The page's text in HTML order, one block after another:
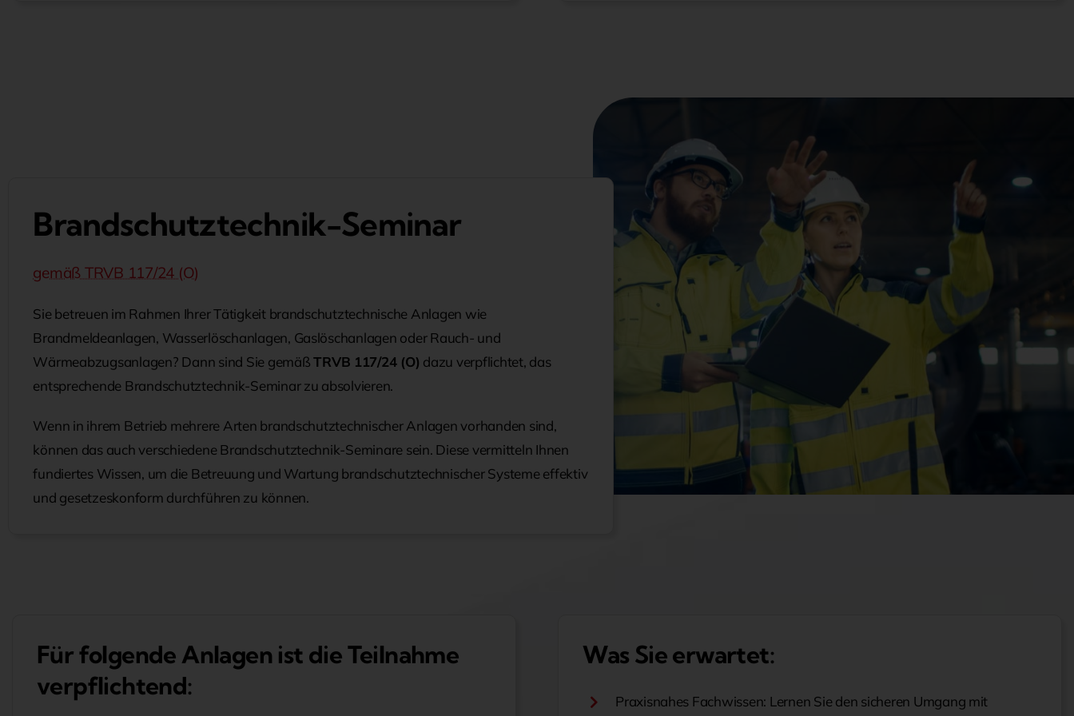
Brandschutztechnik-Seminar
gemäß TRVB 117/24 (O)
Sie betreuen im Rahmen Ihrer Tätigkeit brandschutztechnische Anlagen wie
Brandmeldeanlagen, Wasserlöschanlagen, Gaslöschanlagen oder Rauch- und
Wärmeabzugsanlagen? Dann sind Sie gemäßTRVB 117/24 (O) dazu verpflichtet, das
entsprechende Brandschutztechnik-Seminar zu absolvieren.
Wenn in ihrem Betrieb mehrere Arten brandschutztechnischer Anlagen vorhanden sind,
können das auch verschiedene Brandschutztechnik-Seminare sein. Diese vermitteln Ihnen
fundiertes Wissen, um die Betreuung und Wartung brandschutztechnischer Systeme effektiv
und gesetzeskonform durchführen zu können.
Für folgende Anlagen ist die Teilnahme
verpflichtend:
Was Sie erwartet:
Praxisnahes Fachwissen: Lernen Sie den sicheren Umgang mit